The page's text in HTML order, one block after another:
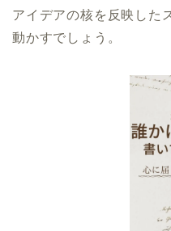
アイデアの核を反映した
動かすでしょう。